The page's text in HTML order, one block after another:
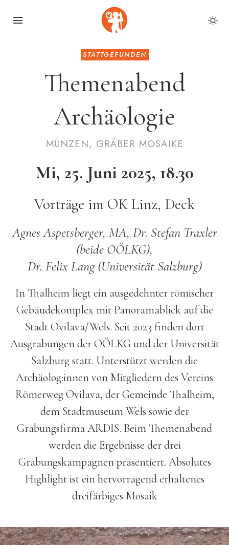
STATTGEFUNDEN
Themen­abend
Archäo­logie
MÜNZEN, GRÄBER MOSAIKE
Mi, 25. Juni 2025, 18.30
Vorträge im OK Linz, Deck
Agnes Aspetsberger, MA, Dr. Stefan Traxler
(beide OÖLKG),
Dr. Felix Lang (Universität Salzburg)
In Thalheim liegt ein ausgedehnter römischer
Gebäudekomplex mit Panoramablick auf die
Stadt Ovilava/Wels. Seit 2023 finden dort
Ausgrabungen der OÖLKG und der Universität
Salzburg statt. Unterstützt werden die
Archäolog:innen von Mitgliedern des Vereins
Römerweg Ovilava, der Gemeinde Thalheim,
dem Stadtmuseum Wels sowie der
Grabungsfirma ARDIS. Beim Themenabend
werden die Ergebnisse der drei
Grabungskampagnen präsentiert. Absolutes
Highlight ist ein hervorragend erhaltenes
dreifärbiges Mosaik